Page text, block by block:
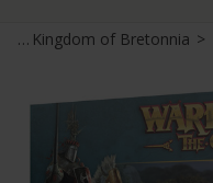
Kingdom of Bretonnia>